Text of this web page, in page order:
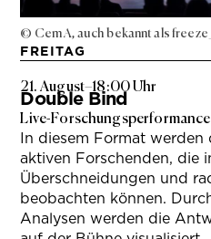
© Cem A, auch bekannt als
FREITAG
21. August–18:00 Uhr
Double Bind
Live-Forschungsperformance
In diesem Format werden
aktiven Forschenden, die
Überschneidungen und
beobachten können.
Analysen werden die